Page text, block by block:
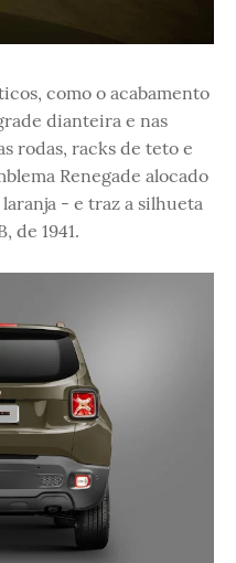
como o acabamento
dianteira e nas
rodas, racks de teto e
Renegade alocado
- e traz a silhueta
de 1941.